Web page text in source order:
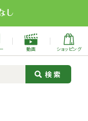
動画 ショッピング